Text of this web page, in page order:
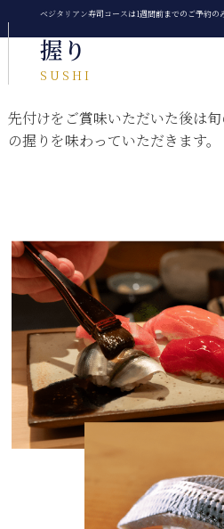
ベジタリアン寿司コースは1週間前までのご予約の
握り
SUSHI
先付けをご賞味いただいた後は
の握りを味わっていただきます。